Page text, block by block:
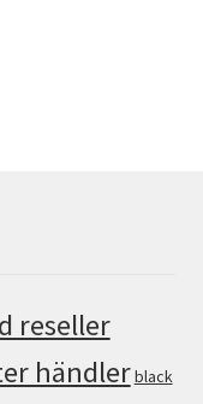
reseller
händlerblack